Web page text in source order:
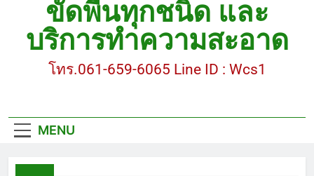
ขัดพื้นหินขัด อบต.แหลมบัวนครปฐม
ขัดพื้นหินอ่อน โทร.0616596065 ไลน์ WCS1
บทความ : การดูแลรักษาพื้นหินขัด
ขัดพื้นทุกชนิด และ
บริการทำความสะอาด
โทร.061-659-6065 Line ID : Wcs1
MENU